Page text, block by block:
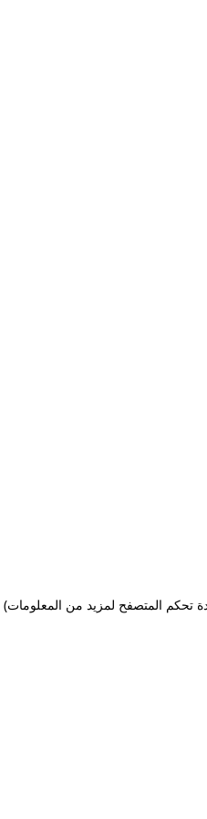
تحكم المتصفح لمزيد من المعلومات)